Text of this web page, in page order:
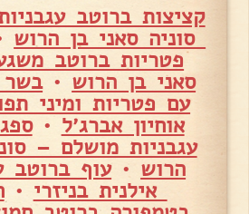
קציצות ברוטב
סוניה סאני בן הרוש
פטריות ברוטב
סאני בן הרוש •
עם פטריות ומיני
אוחיון אברג׳ל •
עגבניות מושלם –
הרוש •עוף ברוטב
אילנית בניזרי •